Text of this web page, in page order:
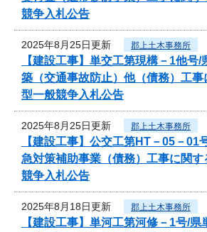
競争入札公告
2025年8月25日更新 郡上土木事務所
【建設工事】単交工第現構－1他
築（交通事故防止）他（債務）工
型一般競争入札公告
2025年8月25日更新 郡上土木事務所
【建設工事】公交工第HT－05－
急対策補助事業（債務）工事に関
競争入札公告
2025年8月18日更新 郡上土木事務所
【建設工事】単河工第河修－1号/